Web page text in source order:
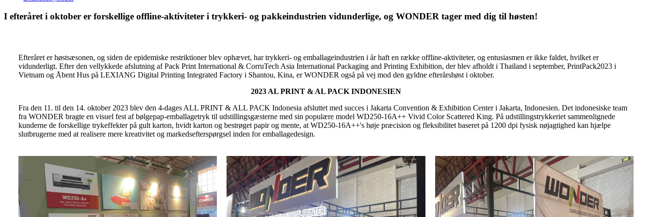
I efteråret i oktober er forskellige offline-aktiviteter i trykkeri- og pakkeindustrien vidunderlige, og WONDER tager med dig til høsten!
Efteråret er høstsæsonen, og siden de epidemiske restriktioner blev ophævet, har trykkeri- og emballageindustrien i år haft en række offline-aktiviteter, og entusiasmen er ikke faldet, hvilket er
vidunderligt. Efter den vellykkede afslutning af Pack Print International & CorruTech Asia International Packaging and Printing Exhibition, der blev afholdt i Thailand i september, PrintPack2023 i
Vietnam og Åbent Hus på LEXIANG Digital Printing Integrated Factory i Shantou, Kina, er WONDER også på vej mod den gyldne efterårshøst i oktober.
2023 AL PRINT & AL PACK INDONESIEN
Fra den 11. til den 14. oktober 2023 blev den 4-dages ALL PRINT & ALL PACK Indonesia afsluttet med succes i Jakarta Convention & Exhibition Center i Jakarta, Indonesien. Det indonesiske team
fra WONDER bragte en visuel fest af bølgepap-emballagetryk til udstillingsgæsterne med sin populære model WD250-16A++ Vivid Color Scattered King. På udstillingstrykkeriet sammenlignede
kunderne de forskellige trykeffekter på gult karton, hvidt karton og bestrøget papir og mente, at WD250-16A++'s høje præcision og fleksibilitet baseret på 1200 dpi fysisk nøjagtighed kan hjælpe
slutbrugerne med at realisere mere kreativitet og markedsefterspørgsel inden for emballagedesign.